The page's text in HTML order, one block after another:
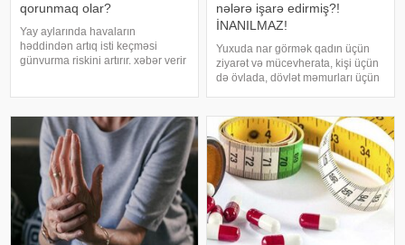
qorunmaq olar?
Yay aylarında havaların
həddindən artıq isti keçməsi
günvurma riskini artırır. xəbər verir
diqqətli olmalıdırlar.
Günvurmadan qorunma
nələrə işarə edirmiş?!
İNANILMAZ!
Yuxuda nar görmək qadın üçün
ziyarət və mücevherata, kişi üçün
də övlada, dövlət məmurları üçün
bərəkətinə, tacir üçün çox quru,
xalq üçün yaxşı bir idarəy